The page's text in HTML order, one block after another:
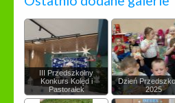
III Przedszkolny
Konkurs Kolęd i
Pastorałek
Dzień
2025